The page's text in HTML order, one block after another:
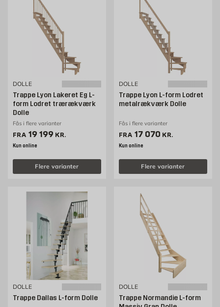
DOLLE
Trappe Lyon Lakeret Eg L-
form Lodret trærækværk
Dolle
Fås i flere varianter
FRA Pris 19199 kr. /stk
19 199 KR.
Kun online
Flere varianter
DOLLE
Trappe Lyon L-form Lodret
metalrækværk Dolle
Fås i flere varianter
FRA Pris 17070 kr. /stk
17 070 KR.
Kun online
Flere varianter
DOLLE
Trappe Dallas L-form Dolle
DOLLE
Trappe Normandie L-form